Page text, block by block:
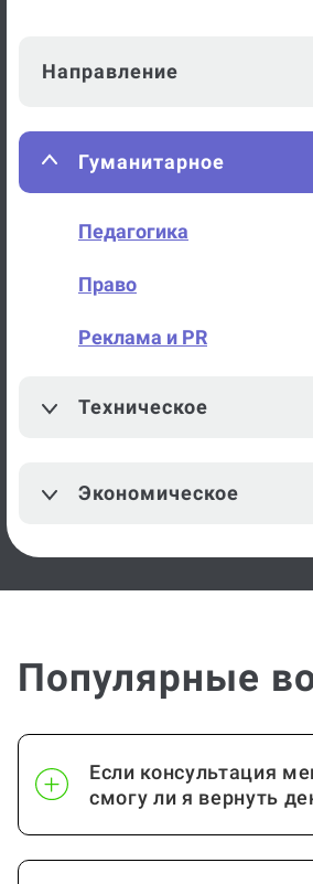
Направление
Гуманитарное
Педагогика
Право
Реклама и PR
Техническое
Экономическое
Популярные
Если консультация
смогу ли я вернуть